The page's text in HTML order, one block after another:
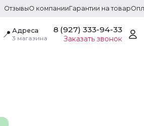
ОтзывыО компанииГарантии на товар
📍 Адреса
3 магазина
8 (927) 333-94-33
Заказать звонок